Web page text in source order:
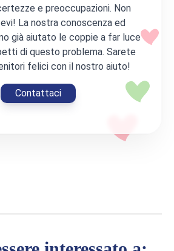
e preoccupazioni. Non
La nostra conoscenza ed
già aiutato le coppie a far luce
di questo problema. Sarete
felici con il nostro aiuto!
Contattaci